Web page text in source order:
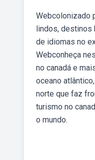
Webcolonizado
lindos, destinos
de idiomas no
Webconheça
no canadá e
oceano
norte que faz
turismo no
o mundo.